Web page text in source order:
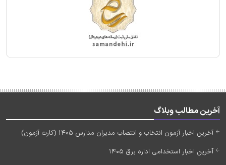
آخرین مطالب وبلاگ
آخرین اخبار آزمون انتخاب و انتصاب مدیران مدارس 1405 (کارت آزمون)
آخرین اخبار استخدامی اداره برق 1405